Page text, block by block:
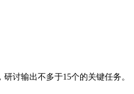
讨输出不多于15个的关键任务。